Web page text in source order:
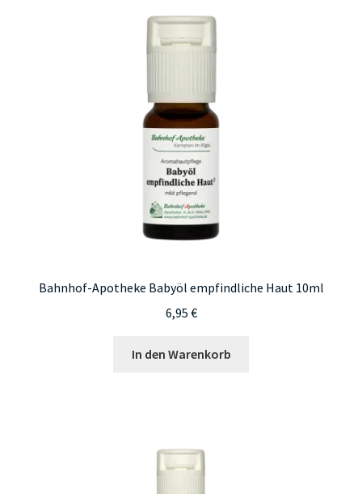
Bahnhof-Apotheke Babyöl empfindliche Haut 10ml
6,95 €
In den Warenkorb